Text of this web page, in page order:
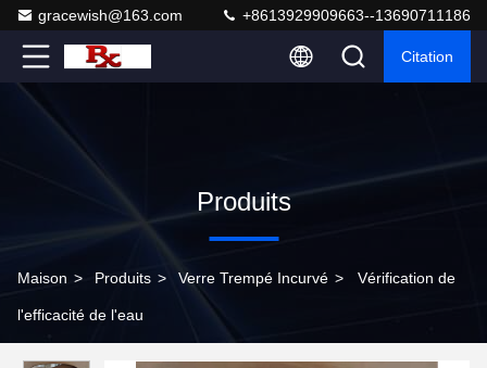
gracewish@163.com +8613929909663--13690711186
Citation
Produits
Maison > Produits > Verre Trempé Incurvé > Vérification de
l'efficacité de l'eau